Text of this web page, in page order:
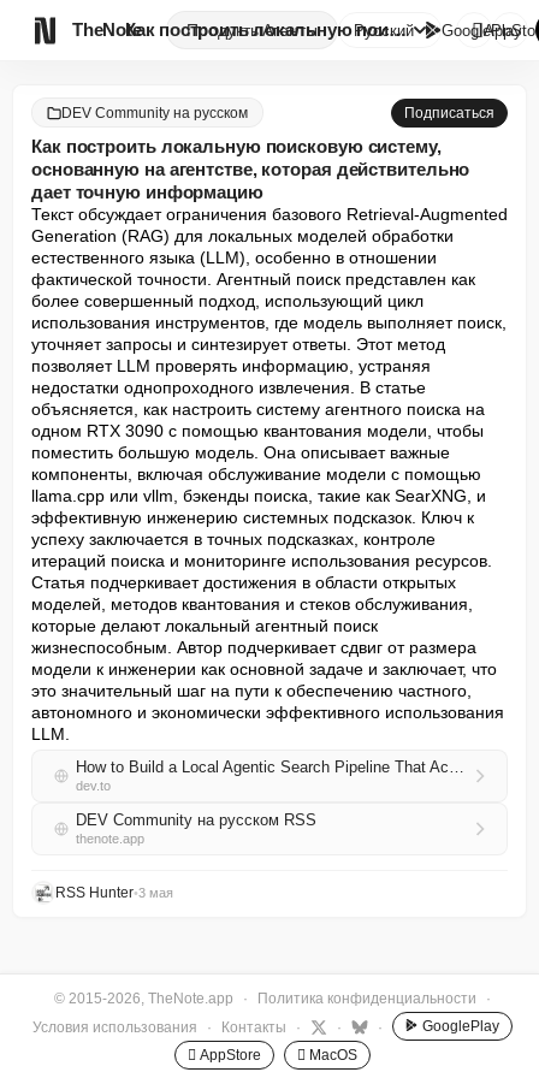
TheNote ПродуктыАгенты Как построить локальную поиско...
Русский GooglePlay

DEV Community на русском Подписаться
Как построить локальную поисковую систему,
основанную на агентстве, которая действительно
дает точную информацию
Текст обсуждает ограничения базового Retrieval-Augmented
Generation (RAG) для локальных моделей обработки
естественного языка (LLM), особенно в отношении
фактической точности. Агентный поиск представлен как
более совершенный подход, использующий цикл
использования инструментов, где модель выполняет поиск,
уточняет запросы и синтезирует ответы. Этот метод
позволяет LLM проверять информацию, устраняя
недостатки однопроходного извлечения. В статье
объясняется, как настроить систему агентного поиска на
одном RTX 3090 с помощью квантования модели, чтобы
поместить большую модель. Она описывает важные
компоненты, включая обслуживание модели с помощью
llama.cpp или vllm, бэкенды поиска, такие как SearXNG, и
эффективную инженерию системных подсказок. Ключ к
успеху заключается в точных подсказках, контроле
итераций поиска и мониторинге использования ресурсов.
Статья подчеркивает достижения в области открытых
моделей, методов квантования и стеков обслуживания,
которые делают локальный агентный поиск
жизнеспособным. Автор подчеркивает сдвиг от размера
модели к инженерии как основной задаче и заключает, что
это значительный шаг на пути к обеспечению частного,
автономного и экономически эффективного использования
LLM.
How to Build a Local Agentic Search Pipeline That Actually Gets Facts Right
dev.to
DEV Community на русском RSS
thenote.app
RSS Hunter•3 мая
© 2015-2026, TheNote.app · Политика конфиденциальности
·
Условия использования
· Контакты · · ·
GooglePlay
 AppStore
 MacOS